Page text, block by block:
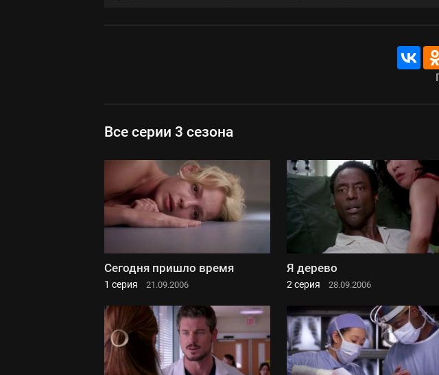
Все серии 3 сезона
Сегодня пришло время
1 серия 21.09.2006
Я дерево
2 серия 28.09.2006